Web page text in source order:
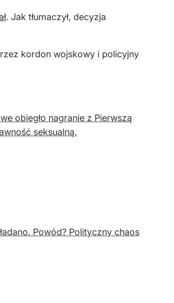
. Jak tłumaczył, decyzja
kordon wojskowy i policyjny
obiegło nagranie z Pierwszą
seksualną.
Powód? Polityczny chaos